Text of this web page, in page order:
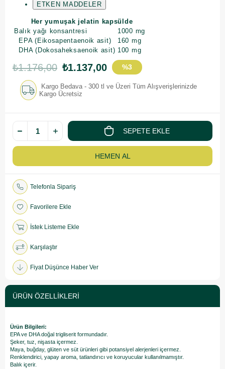
ETKEN MADDELER
Her yumuşak jelatin kapsülde
Balık yağı konsantresi
1000 mg
EPA (Eikosapentaenoik asit)
160 mg
DHA (Dokosaheksaenoik asit) 100 mg
₺1.176,00 ₺1.137,00 %3
İndirim
Kargo Bedava - 300 tl ve Üzeri Tüm Alışverişlerinizde
Kargo Ücretsiz
Telefonla Sipariş
Favorilere Ekle
İstek Listeme Ekle
Karşılaştır
Fiyat Düşünce Haber Ver
ÜRÜN ÖZELLIKLERI
Ürün Bilgileri:
EPA ve DHA doğal trigliserit formundadır.
Şeker, tuz, nişasta içermez.
Maya, buğday, glüten ve süt ürünleri gibi potansiyel alerjenleri içermez.
Renklendirici, yapay aroma, tatlandırıcı ve koruyucular kullanılmamıştır.
Balık içerir.